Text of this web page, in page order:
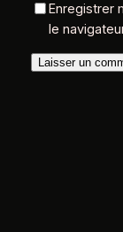
Enregistrer
le